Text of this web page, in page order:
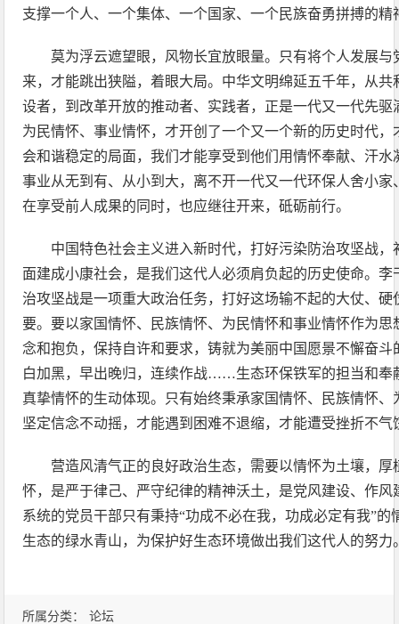
所属分类： 论坛
支撑一个人、一个集体、一个国家、一个民族奋勇拼搏的精
莫为浮云遮望眼，风物长宜放眼量。只有将个人发展
来，才能跳出狭隘，着眼大局。中华文明绵延五千年，从
设者，到改革开放的推动者、实践者，正是一代又一代先
为民情怀、事业情怀，才开创了一个又一个新的历史时代
会和谐稳定的局面，我们才能享受到他们用情怀奉献、汗
事业从无到有、从小到大，离不开一代又一代环保人舍小
在享受前人成果的同时，也应继往开来，砥砺前行。
中国特色社会主义进入新时代，打好污染防治攻坚战
面建成小康社会，是我们这代人必须肩负起的历史使命。
治攻坚战是一项重大政治任务，打好这场输不起的大仗、
要。要以家国情怀、民族情怀、为民情怀和事业情怀作为
念和抱负，保持自许和要求，铸就为美丽中国愿景不懈奋斗
白加黑，早出晚归，连续作战……生态环保铁军的担当和奉
真挚情怀的生动体现。只有始终秉承家国情怀、民族情怀
坚定信念不动摇，才能遇到困难不退缩，才能遭受挫折不气
营造风清气正的良好政治生态，需要以情怀为土壤，
怀，是严于律己、严守纪律的精神沃土，是党风建设、作
系统的党员干部只有秉持“功成不必在我，功成必定有我”
生态的绿水青山，为保护好生态环境做出我们这代人的努力